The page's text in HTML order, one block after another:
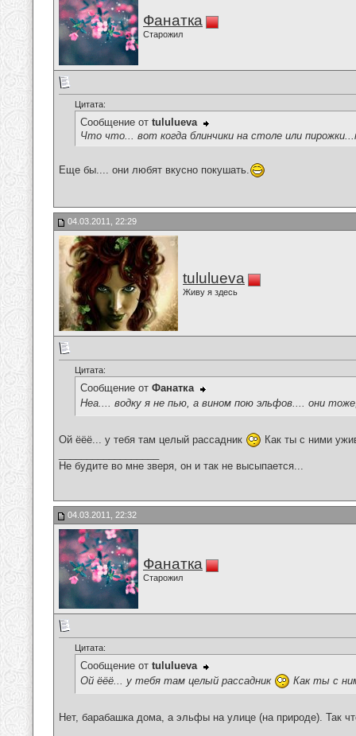
Фанатка
Старожил
Цитата:
Сообщение от tululueva
Что что... вот когда блинчики на столе или
Еще бы.... они любят вкусно покушать.
04.03.2011, 22:29
tululueva
Живу я здесь
Цитата:
Сообщение от Фанатка
Неа.... водку я не пью, а вином пою эльфов.... они
Ой ёёё... у тебя там целый рассадник
Как ты с ними
Не будите во мне зверя, он и так не высыпается...
04.03.2011, 22:32
Фанатка
Старожил
Цитата:
Сообщение от tululueva
Ой ёёё... у тебя там целый рассадник
Как ты с
Нет, барабашка дома, а эльфы на улице (на природе). Так